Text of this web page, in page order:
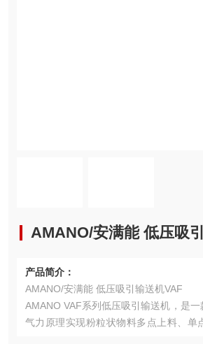
AMANO/安满能 低压吸
产品简介：
AMANO/安满能 低压吸引输送机VAF
AMANO VAF系列低压吸引输送机，是一
气力原理实现粉粒状物料多点上料、单